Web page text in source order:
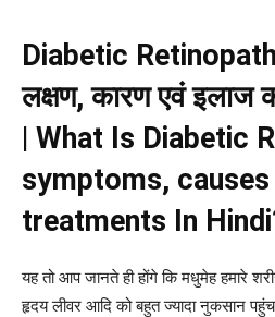
Diabetic
लक्षण, कारण एवं इलाज
| What Is Diabetic
symptoms,
treatments In
यह तो आप जानते ही होंगे कि मधुमेह हमारे
हृदय लीवर आदि को बहुत ज्यादा नुकसान